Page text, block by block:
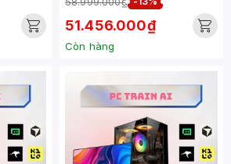
51.456.000₫
Còn hàng